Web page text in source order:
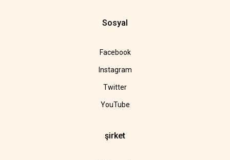
Sosyal
Facebook
Instagram
Twitter
YouTube
şirket